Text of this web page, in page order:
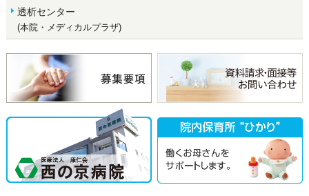
透析センター
(本院・メディカルプラザ)